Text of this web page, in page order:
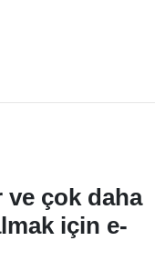
çok daha
için e-